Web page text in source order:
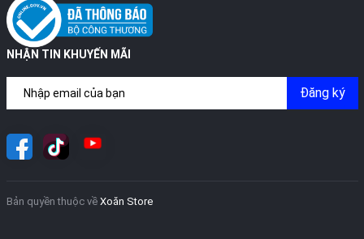
NHẬN TIN KHUYẾN MÃI
Đăng ký
Bản quyền thuộc về Xoăn Store